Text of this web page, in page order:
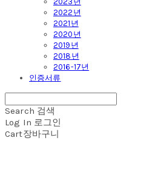
2022년
2021년
2020년
2019년
2018년
2016-17년
인증서류
Search 검색
Log In 로그인
Cart장바구니